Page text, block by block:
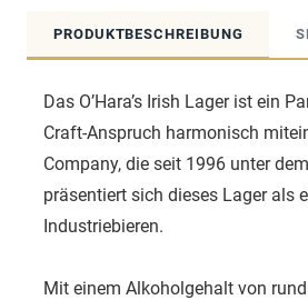
PRODUKTBESCHREIBUNG
Das O’Hara’s Irish Lager ist ein
Craft-Anspruch harmonisch
Company, die seit 1996 unter
präsentiert sich dieses Lager als
Industriebieren.
Mit einem Alkoholgehalt von